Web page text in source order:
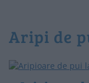
aripi de